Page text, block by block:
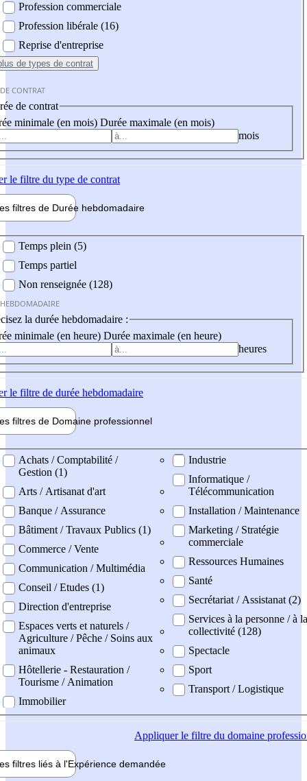
Profession commerciale
Profession libérale (16)
Reprise d'entreprise
de types de contrat
CONTRAT
de contrat
minimale (en mois) Durée maximale (en mois)
mois
le filtre du type de contrat
filtres de Durée hebdomadaire
Temps plein (5)
Temps partiel
Non renseignée (128)
la durée hebdomadaire :
minimale (en heure) Durée maximale (en heure)
heures
le filtre de durée hebdomadaire
filtres de Domaine professionnel
professionel
Achats / Comptabilité /
Gestion (1)
Arts / Artisanat d'art
Banque / Assurance
Bâtiment / Travaux Publics (1)
Commerce / Vente
Communication / Multimédia
Conseil / Etudes (1)
Direction d'entreprise
Espaces verts et naturels /
Agriculture / Pêche / Soins aux
animaux
Hôtellerie - Restauration /
Tourisme / Animation
Immobilier
Industrie
Informatique /
Télécommunication
Installation / Maintenance
Marketing / Stratégie
commerciale
Ressources Humaines
Santé
Secrétariat / Assistanat (2)
Services à la personne / à la
collectivité (128)
Spectacle
Sport
Transport / Logistique
Appliquerle filtre du domaine
filtres liés à l'Expérience demandée